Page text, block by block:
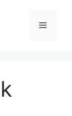
Menu